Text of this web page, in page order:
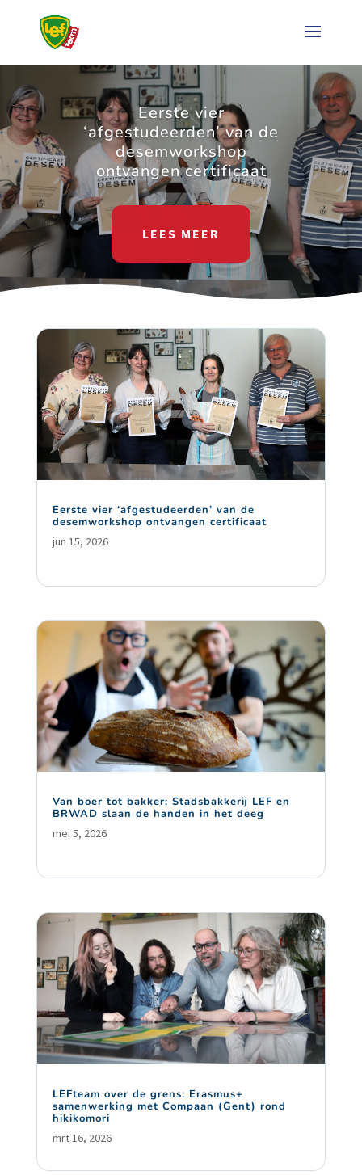
Eerste vier
‘afgestudeerden’ van de
desemworkshop
ontvangen certificaat
LEES MEER
Eerste vier ‘afgestudeerden’ van de
desemworkshop ontvangen certificaat
jun 15, 2026
Van boer tot bakker: Stadsbakkerij LEF en
BRWAD slaan de handen in het deeg
mei 5, 2026
LEFteam over de grens: Erasmus+
samenwerking met Compaan (Gent) rond
hikikomori
mrt 16, 2026